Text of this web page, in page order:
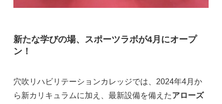
新たな学びの場、スポーツラボが4月にオープ
ン！
穴吹リハビリテーションカレッジでは、2024年4月か
ら新カリキュラムに加え、最新設備を備えたアローズ